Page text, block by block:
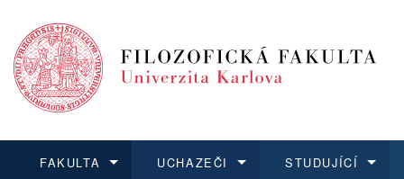
FAKULTA UCHAZEČI STUDUJÍCÍ